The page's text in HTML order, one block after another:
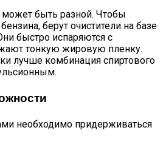
может быть разной. Чтобы
берут очистители на базе
быстро испаряются с
тонкую жировую пленку.
лучше комбинация спиртового
необходимо придерживаться